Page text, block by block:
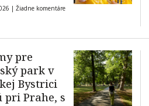
| Žiadne komentáre
pre
park v
Bystrici
pri Prahe, s